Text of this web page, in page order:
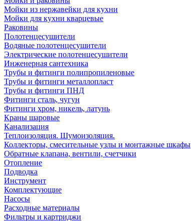
Мойки из нержавейки для кухни
Мойки для кухни кварцевые
Раковины
Полотенцесушители
Водяные полотенцесушители
Электрические полотенцесушители
Инженерная сантехника
Трубы и фитинги полипропиленовые
Трубы и фитинги металлопласт
Трубы и фитинги ПНД
Фитинги сталь, чугун
Фитинги хром, никель, латунь
Краны шаровые
Канализация
Теплоизоляция. Шумоизоляция.
Коллекторы, смесительные узлы и монтажные шкафы
Обратные клапана, вентили, счетчики
Отопление
Подводка
Инструмент
Комплектующие
Насосы
Расходные материалы
Фильтры и картриджи